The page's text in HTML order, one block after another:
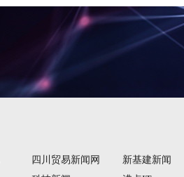
四川贸易新闻网 新基建新闻